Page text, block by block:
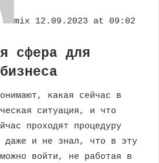
mix 12.09.2023 at 09:02
сфера для
какая сейчас в
ситуация, и что
проходят процедуру
даже и не знал, что в эту
войти, не работая в